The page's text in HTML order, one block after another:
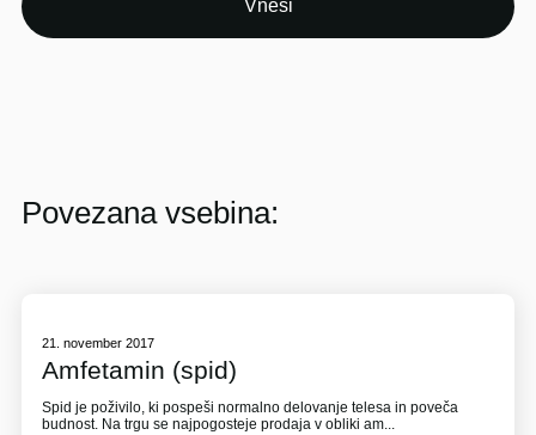
Povezana vsebina:
21. november 2017
Amfetamin (spid)
Spid je poživilo, ki pospeši normalno delovanje telesa in poveča
budnost. Na trgu se najpogosteje prodaja v obliki am...